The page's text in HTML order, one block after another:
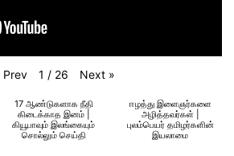
Prev 1 / 26 Next »
17 ஆண்டுகளாக நீதி
கிடைக்காத இனம் |
கியூபாவும் இலங்கையும்
சொல்லும் செய்தி
ஈழத்து இளைஞர்களை
அழித்தவர்கள் |
புலம்பெயர் தமிழர்களின்
இயலாமை